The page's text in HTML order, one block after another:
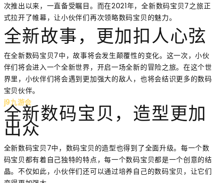
次推出以来，一直备受瞩目。而在2021年，全新数码宝贝7之旅正
式拉开了帷幕，让小伙伴们再次领略数码宝贝的魅力。
全新故事，更加扣人心弦
在全新数码宝贝7中，故事将会发生颠覆性的变化。这一次，小伙
伴们将会进入一个全新世界，开启一场全新的冒险之旅。在这个世
界里，小伙伴们将会遇到更加强大的敌人，也将会结识更多的数码
宝贝伙伴。
j9九游会
全新数码宝贝，造型更加
出众
全新数码宝贝7中，数码宝贝的造型也得到了全面升级。每一个数
码宝贝都有着自己独特的特点，每一个数码宝贝都是一个创意的结
晶。不仅如此，小伙伴们还可以通过培养自己的数码宝贝，让它们